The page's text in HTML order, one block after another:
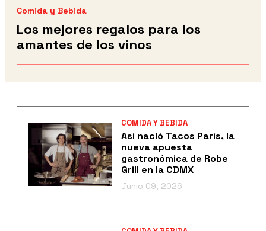
Comida y Bebida
Los mejores regalos para los
amantes de los vinos
COMIDA Y BEBIDA
Así nació Tacos París, la
nueva apuesta
gastronómica de Robe
Grill en la CDMX
Junio 09, 2026